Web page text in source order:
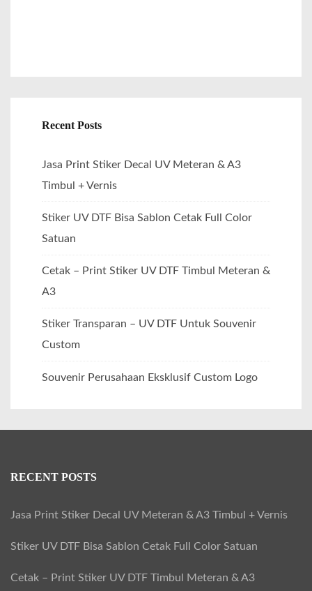
Recent Posts
Jasa Print Stiker Decal UV Meteran & A3
Timbul + Vernis
Stiker UV DTF Bisa Sablon Cetak Full Color
Satuan
Cetak – Print Stiker UV DTF Timbul Meteran &
A3
Stiker Transparan – UV DTF Untuk Souvenir
Custom
Souvenir Perusahaan Eksklusif Custom Logo
RECENT POSTS
Jasa Print Stiker Decal UV Meteran & A3 Timbul + Vernis
Stiker UV DTF Bisa Sablon Cetak Full Color Satuan
Cetak – Print Stiker UV DTF Timbul Meteran & A3